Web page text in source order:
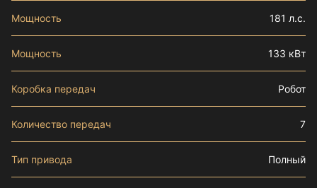
Мощность 181 л.с.
Мощность 133 кВт
Коробка передач Робот
Количество передач 7
Тип привода Полный